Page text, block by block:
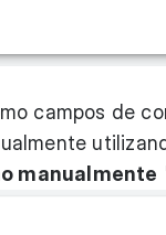
campos de
manualmente